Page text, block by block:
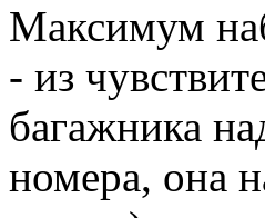
Максимум
- из
багажника
номера, она